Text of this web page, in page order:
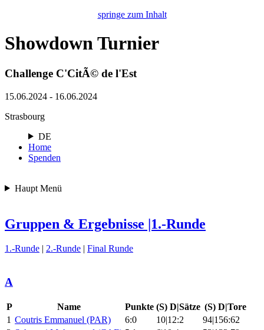
springe zum Inhalt
Showdown Turnier
Challenge C'CitÃ© de l'Est
15.06.2024 - 16.06.2024
Strasbourg
DE
Home
Spenden
Haupt Menü
Gruppen & Ergebnisse |1.-Runde
1.-Runde | 2.-Runde | Final Runde
A
P Name Punkte (S) D|Sätze (S) D|Tore
1 Coutris Emmanuel (PAR) 6:0 10|12:2
94|156:62